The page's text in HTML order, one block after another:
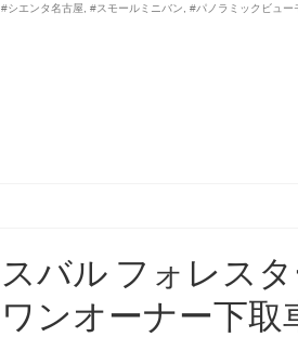
#シエンタ名古屋
,#スモールミニバン ,#パノラミックビュー
スバル フォレス
ワンオーナー下取